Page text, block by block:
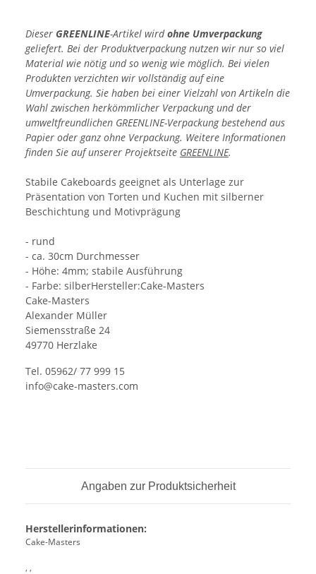
Dieser GREENLINE-Artikel wirdohne Umverpackung
geliefert. Bei der Produktverpackung nutzen wir nur so viel
Material wie nötig und so wenig wie möglich. Bei vielen
Produkten verzichten wir vollständig auf eine
Umverpackung. Sie haben bei einer Vielzahl von Artikeln die
Wahl zwischen herkömmlicher Verpackung und der
umweltfreundlichen GREENLINE-Verpackung bestehend aus
Papier oder ganz ohne Verpackung. Weitere Informationen
finden Sie auf unserer Projektseite GREENLINE.
Stabile Cakeboards geeignet als Unterlage zur
Präsentation von Torten und Kuchen mit silberner
Beschichtung und Motivprägung
- rund
- ca. 30cm Durchmesser
- Höhe: 4mm; stabile Ausführung
- Farbe: silberHersteller:Cake-Masters
Cake-Masters
Alexander Müller
Siemensstraße 24
49770 Herzlake
Tel. 05962/ 77 999 15
info@cake-masters.com
Angaben zur Produktsicherheit
Herstellerinformationen:
Cake-Masters
, ,